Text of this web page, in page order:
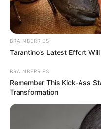
BRAINBERRIES
Tarantino’s Latest Effort
BRAINBERRIES
Remember This Kick-Ass
Transformation